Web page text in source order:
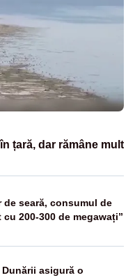
țară, dar rămâne mult
de seară, consumul de
200-300 de megawați”
asigură o